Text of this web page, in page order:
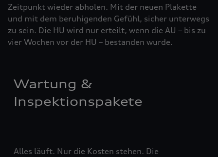
Zeitpunkt wieder abholen. Mit der neuen Plakette
und mit dem beruhigenden Gefühl, sicher unterwegs
zu sein. Die HU wird nur erteilt, wenn die AU – bis zu
vier ­Woch­en vor der HU – bestanden wurde.
Wartung &
Inspektionspakete
Alles läuft. Nur die Kosten stehen. Die